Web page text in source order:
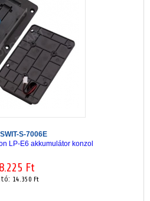
SWIT-S-7006E
LP-E6 akkumulátor konzol
Ft
14.350 Ft